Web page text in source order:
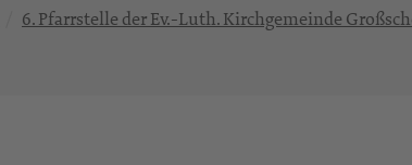
6. Pfarrstelle der Ev.-Luth. Kirchgemeinde